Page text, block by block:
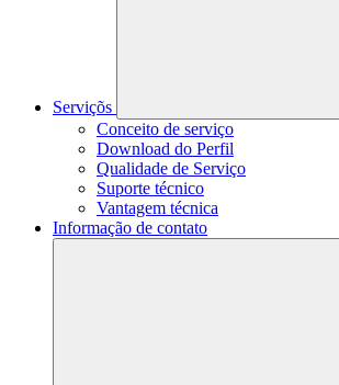
Serviçõs
Conceito de serviço
Download do Perfil
Qualidade de Serviço
Suporte técnico
Vantagem técnica
Informação de contato